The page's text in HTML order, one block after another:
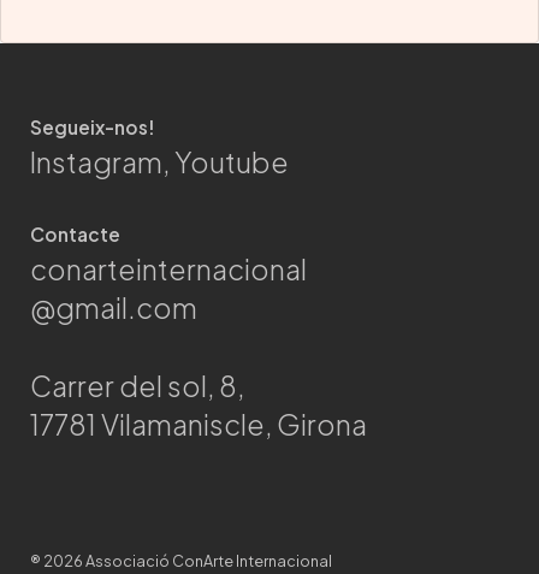
Segueix-nos!
Instagram, Youtube
Contacte
conarteinternacional
@gmail.com
Carrer del sol, 8,
17781 Vilamaniscle, Girona
® 2026Associació ConArte Internacional